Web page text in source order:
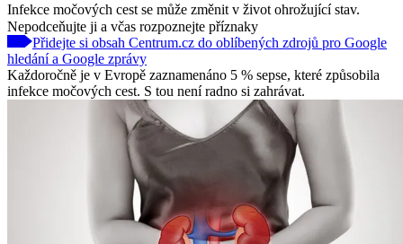
Infekce močových cest se může změnit v život ohrožující stav.
Nepodceňujte ji a včas rozpoznejte příznaky
Přidejte si obsah Centrum.cz do oblíbených zdrojů pro Google
hledání a Google zprávy
Každoročně je v Evropě zaznamenáno 5 % sepse, které způsobila
infekce močových cest. S tou není radno si zahrávat.